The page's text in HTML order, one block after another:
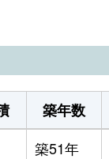
築年数
築51年